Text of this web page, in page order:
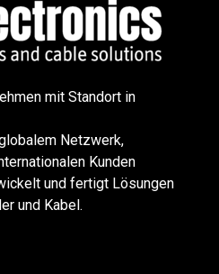
mit Standort in
Netzwerk,
Kunden
und fertigt Lösungen
und Kabel.